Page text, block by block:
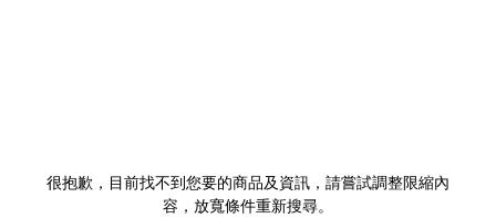
很抱歉，目前找不到您要的商品及資訊，請嘗試調整限縮內
容，放寬條件重新搜尋。